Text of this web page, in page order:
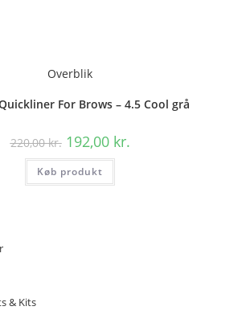
Overblik
For Brows – 4.5 Cool grå
220,00kr. Den
oprindelige
pris
var:
220,00 kr..
192,00 kr.aktuelle
Køb produkt
& Kits